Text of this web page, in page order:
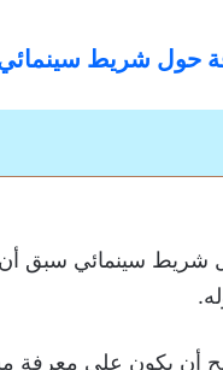
حول شريط
سينمائي
سينمائي سبق أن
أن يكون على معرفة